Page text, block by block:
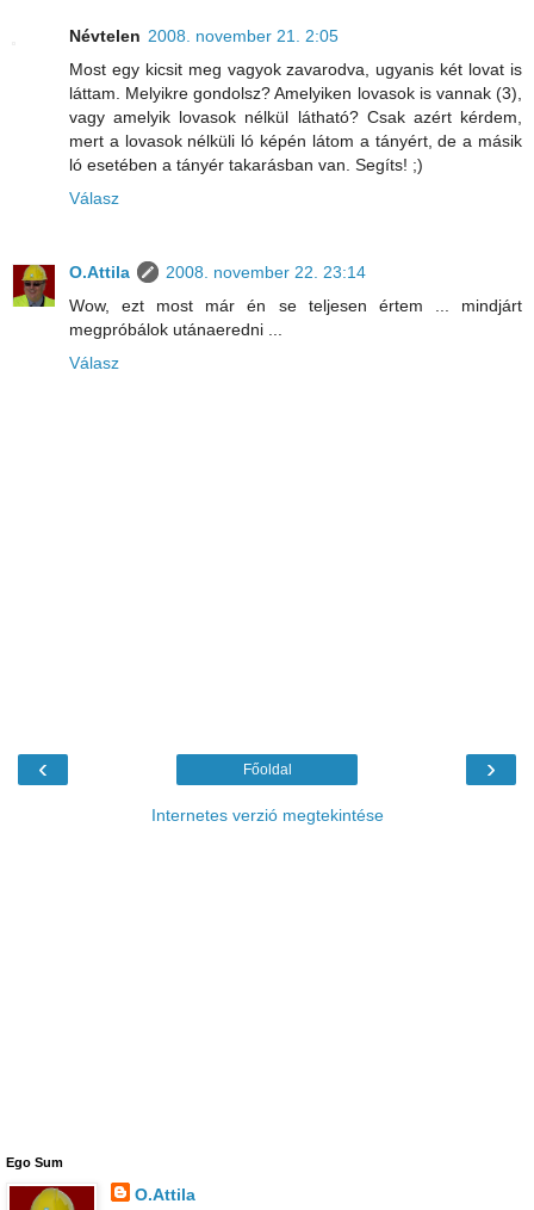
Névtelen 2008. november 21. 2:05
Most egy kicsit meg vagyok zavarodva, ugyanis két lovat is
láttam. Melyikre gondolsz? Amelyiken lovasok is vannak (3),
vagy amelyik lovasok nélkül látható? Csak azért kérdem,
mert a lovasok nélküli ló képén látom a tányért, de a másik
ló esetében a tányér takarásban van. Segíts! ;)
Válasz
O.Attila
2008. november 22. 23:14
Wow, ezt most már én se teljesen értem ... mindjárt
megpróbálok utánaeredni ...
Válasz
‹ ›
Főoldal
Internetes verzió megtekintése
Ego Sum
O.Attila